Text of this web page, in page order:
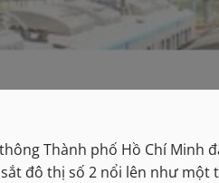
Thành phố Hồ Chí Minh
đô thị số 2 nổi lên như